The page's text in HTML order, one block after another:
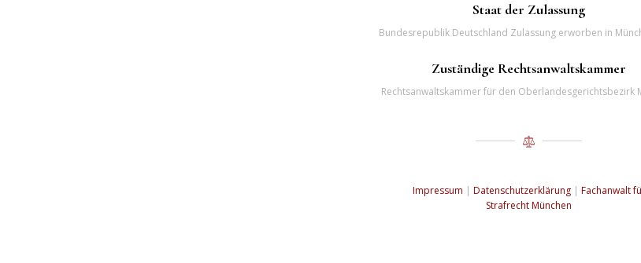
Staat der Zulassung
Bundesrepublik Deutschland Zulassung erworben in
Zuständige Rechtsanwaltskammer
Rechtsanwaltskammer für den Oberlandesgerichtsbezirk
Impressum | Datenschutzerklärung| Fachanwalt
Strafrecht München